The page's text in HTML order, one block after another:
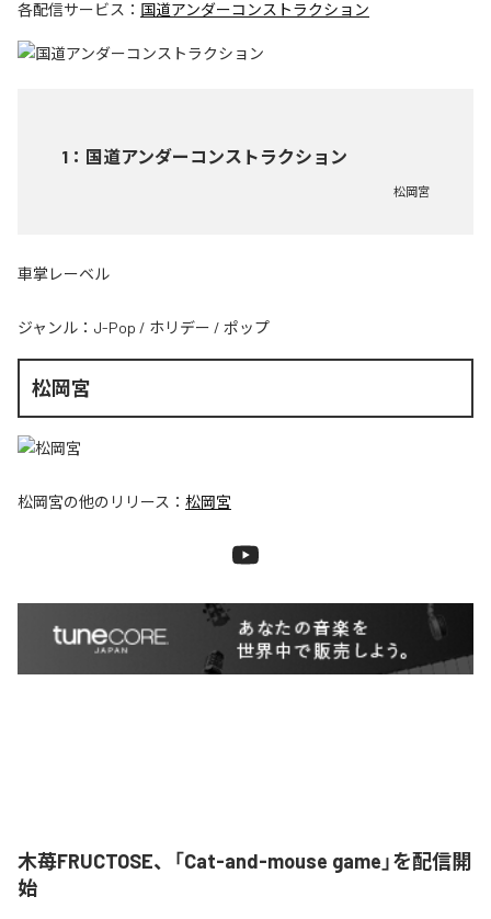
各配信サービス： 国道アンダーコンストラクション
1 ： 国道アンダーコンストラクション
松岡宮
車掌レーベル
ジャンル： J-Pop / ホリデー / ポップ
松岡宮
松岡宮の他のリリース： 松岡宮
木苺FRUCTOSE、「Cat-and-mouse game」を配信開
始